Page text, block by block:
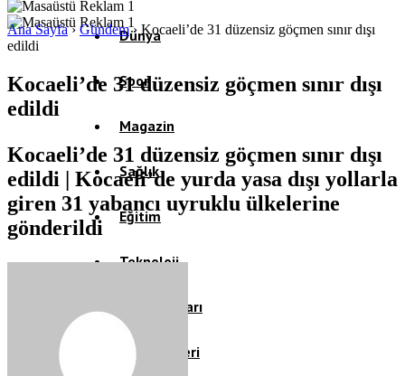
Dünya
Spor
Magazin
Sağlık
Eğitim
Teknoloji
Köşe Yazıları
Video Galeri
Ana Sayfa› Gündem› Kocaeli’de 31 düzensiz göçmen sınır dışı
edildi
Kocaeli’de 31 düzensiz göçmen sınır dışı
edildi
Kocaeli’de 31 düzensiz göçmen sınır dışı
edildi | Kocaeli’de yurda yasa dışı yollarla
giren 31 yabancı uyruklu ülkelerine
gönderildi